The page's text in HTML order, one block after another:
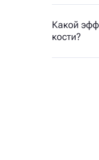
Какой
кости?